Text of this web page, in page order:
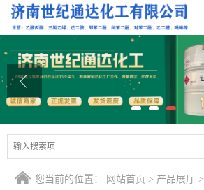
公司首页
公司介绍
产品展厅
证书荣誉
您当前的位置： 网站首页 > 产品展厅 >